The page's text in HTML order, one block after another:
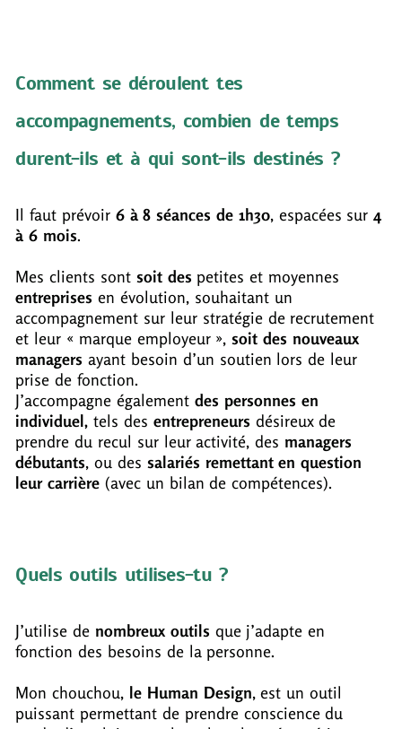
Comment se déroulent tes
accompagnements, combien de temps
durent-ils et à qui sont-ils destinés ?
Il faut prévoir 6 à 8 séances de 1h30, espacées sur4
à 6 mois.
Mes clients sont soit des petites et moyennes
entreprises en évolution, souhaitant un
accompagnement sur leur stratégie de recrutement
et leur « marque employeur »,soit des nouveaux
managers ayant besoin d’un soutien lors de leur
prise de fonction.
J’accompagne également des personnes en
individuel, tels des entrepreneurs désireux de
prendre du recul sur leur activité, des managers
débutants, ou des salariés remettant en question
leur carrière (avec un bilan de compétences).
Quels outils utilises-tu ?
J’utilise de nombreux outils que j’adapte en
fonction des besoins de la personne.
Mon chouchou, le Human Design, est un outil
puissant permettant de prendre conscience du